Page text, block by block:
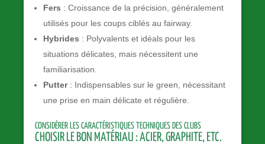
Fers : Croissance de la précision, généralement
utilisés pour les coups ciblés au fairway.
Hybrides : Polyvalents et idéals pour les
situations délicates, mais nécessitent une
familiarisation.
Putter: Indispensables sur le green, nécessitant
une prise en main délicate et régulière.
CONSIDÉRER LES CARACTÉRISTIQUES TECHNIQUES DES CLUBS
CHOISIR LE BON MATÉRIAU : ACIER, GRAPHITE, ETC.